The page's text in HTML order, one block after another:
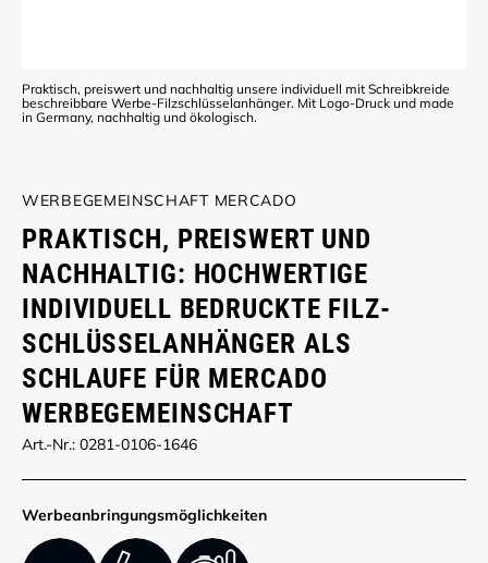
Praktisch, preiswert und nachhaltig unsere individuell mit Schreibkreide
beschreibbare Werbe-Filzschlüsselanhänger. Mit Logo-Druck und made
in Germany, nachhaltig und ökologisch.
WERBEGEMEINSCHAFT MERCADO
PRAKTISCH, PREISWERT UND
NACHHALTIG: HOCHWERTIGE
INDIVIDUELL BEDRUCKTE FILZ-
SCHLÜSSELANHÄNGER ALS
SCHLAUFE FÜR MERCADO
WERBEGEMEINSCHAFT
Art.-Nr.: 0281-0106-1646
Werbe­anbringungs­möglich­keiten